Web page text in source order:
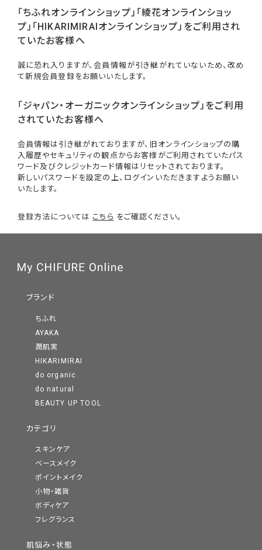
「ちふれオンラインショップ」「綾花オンラインショッ
プ」「HIKARIMIRAIオンラインショップ」をご利用され
ていたお客様へ
誠に恐れ入りますが、会員情報が引き継がれていないため、改め
て新規会員登録をお願いいたします。
「ジャパン・オーガニックオンラインショップ」をご利用
されていたお客様へ
会員情報は引き継がれておりますが、旧オンラインショップの購
入履歴やセキュリティの観点からお客様がご利用されていたパス
ワード及びクレジットカード情報はリセットされております。
新しいパスワードを設定の上、ログインいただきますようお願い
いたします。
登録方法については こちら をご確認ください。
ブランド
ちふれ
AYAKA
潤肌実
HIKARIMIRAI
do organic
do natural
BEAUTY UP TOOL
カテゴリ
スキンケア
ベースメイク
ポイントメイク
小物・雑貨
ボディケア
フレグランス
肌悩み・状態